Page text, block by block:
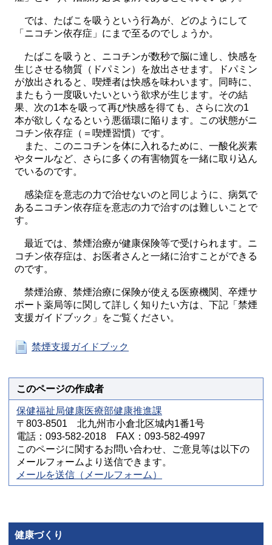
では、たばこを吸うという行為が、どのようにして
「ニコチン依存症」にまで至るのでしょうか。
たばこを吸うと、ニコチンが数秒で脳に達し、快感を
生じさせる物質（ドパミン）を放出させます。ドパミン
が放出されると、喫煙者は快感を味わいます。同時に、
またもう一度吸いたいという欲求が生じます。その結
果、次の1本を吸って再び快感を得ても、さらに次の1
本が欲しくなるという悪循環に陥ります。この状態がニ
コチン依存症（＝喫煙習慣）です。
また、このニコチンを体に入れるために、一酸化炭素
やタールなど、さらに多くの有害物質を一緒に取り込ん
でいるのです。
感染症を意志の力で治せないのと同じように、病気で
あるニコチン依存症を意志の力で治すのは難しいことで
す。
最近では、禁煙治療が健康保険等で受けられます。ニ
コチン依存症は、お医者さんと一緒に治すことができる
のです。
禁煙治療、禁煙治療に保険が使える医療機関、卒煙サ
ポート薬局等に関して詳しく知りたい方は、下記「禁煙
支援ガイドブック」をご覧ください。
禁煙支援ガイドブック
このページの作成者
保健福祉局健康医療部健康推進課
〒803-8501 北九州市小倉北区城内1番1号
電話：093-582-2018 FAX：093-582-4997
このページに関するお問い合わせ、ご意見等は以下の
メールフォームより送信できます。
メールを送信（メールフォーム）
健康づくり